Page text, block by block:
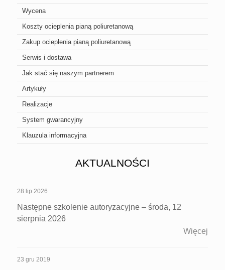
Wycena
Koszty ocieplenia pianą poliuretanową
Zakup ocieplenia pianą poliuretanową
Serwis i dostawa
Jak stać się naszym partnerem
Artykuły
Realizacje
System gwarancyjny
Klauzula informacyjna
AKTUALNOŚCI
28 lip 2026
Następne szkolenie autoryzacyjne – środa, 12
sierpnia 2026
Więcej
23 gru 2019